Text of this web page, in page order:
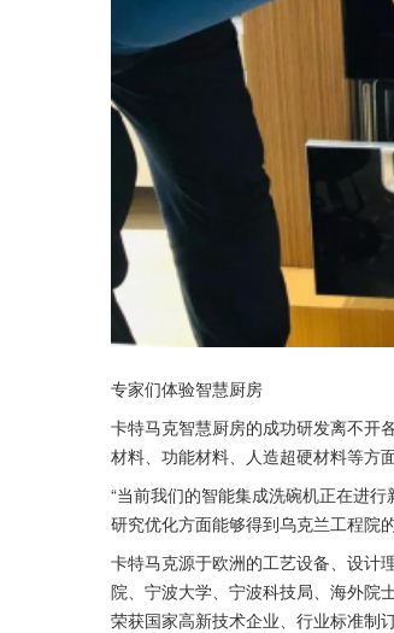
专家们体验智慧厨房
卡特马克智慧厨房的成功研发离不开
材料、功能材料、人造超硬材料等方
“当前我们的智能集成洗碗机正在进
研究优化方面能够得到乌克兰工程院
卡特马克源于欧洲的工艺设备、设计
院、宁波大学、宁波科技局、海外院
荣获国家高新技术企业、行业标准制